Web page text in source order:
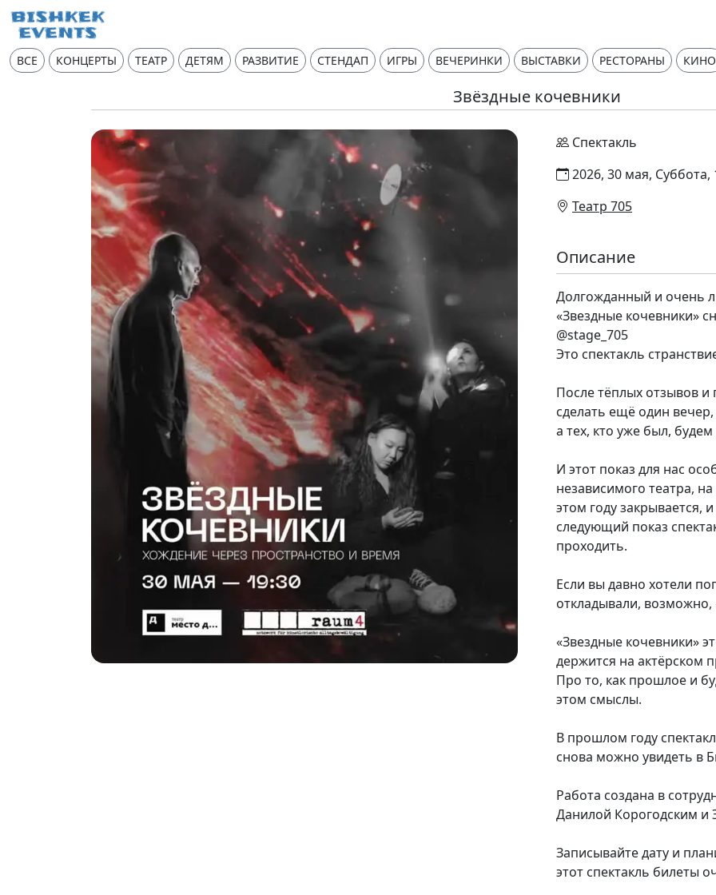
ВСЕ КОНЦЕРТЫ ТЕАТР ДЕТЯМ РАЗВИТИЕ СТЕНДАП ИГРЫ ВЕЧЕРИНКИ ВЫСТАВКИ РЕСТОРАНЫ КИНО
Звёздные кочевники
Спектакль
2026, 30 мая, Суббота,
Театр 705
Описание
Долгожданный и очень
«Звездные кочевники»
@stage_705
Это спектакль
После тёплых отзывов
сделать ещё один
а тех, кто уже был,
И этот показ для нас
независимого театра,
этом году закрывается,
следующий показ
проходить.
Если вы давно хотели
откладывали,
«Звездные кочевники»
держится на актёрском
Про то, как прошлое и
этом смыслы.
В прошлом году
снова можно увидеть в
Работа создана в
Данилой Корогодским и
Записывайте дату и
этот спектакль билеты